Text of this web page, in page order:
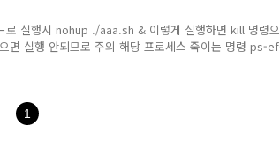
로 실행시 nohup ./aaa.sh & 이렇게 실행하면 kill 명령으
면 실행 안되므로 주의 해당 프로세스 죽이는 명령 ps-ef
1